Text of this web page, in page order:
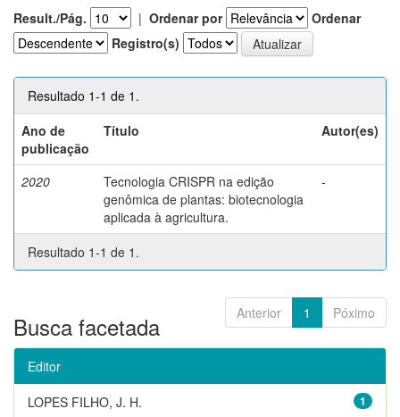
Result./Pág. | Ordenar por
Ordenar
Registro(s)
Resultado 1-1 de 1.
Ano de
publicação
Título Autor(es)
2020
Tecnologia CRISPR na edição
genômica de plantas: biotecnologia
aplicada à agricultura.
-
Resultado 1-1 de 1.
Anterior 1 Póximo
Busca facetada
Editor
1
LOPES FILHO, J. H.